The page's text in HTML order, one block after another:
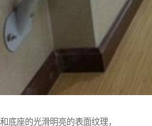
底座的光滑明亮的表面纹理，